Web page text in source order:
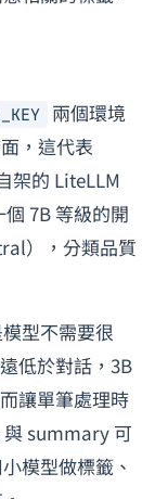
兩個環境
，這代表
架的 LiteLLM
7B 等級的開
），分類品質
型不需要很
低於對話，3B
讓單筆處理時
summary 可
模型做標籤、